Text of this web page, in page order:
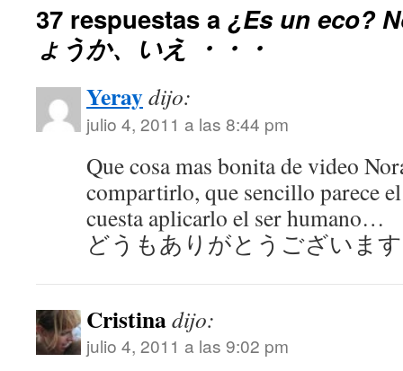
37 respuestas a ¿Es un eco?
ょうか、いえ ・・・
Yeraydijo:
julio 4, 2011 a las 8:44 pm
Que cosa mas bonita de video
compartirlo, que sencillo parece
cuesta aplicarlo el ser humano…
どうもありがとうございま
Cristinadijo:
julio 4, 2011 a las 9:02 pm